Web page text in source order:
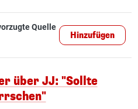
Quelle
Hinzufügen
über JJ: "Sollte